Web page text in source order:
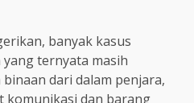
banyak kasus
ternyata masih
dari dalam penjara,
komunikasi dan barang